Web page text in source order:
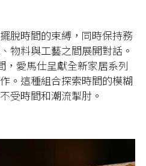
脫時間的束縛，同時保持務
物料與工藝之間展開對話。
，愛馬仕呈獻全新家居系列
。這種組合探索時間的模糊
受時間和潮流掣肘。